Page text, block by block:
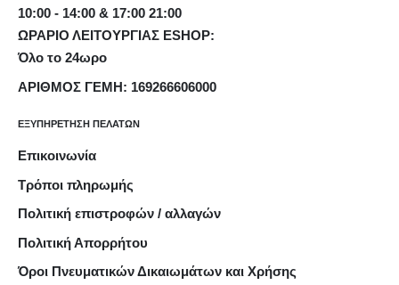
10:00 - 14:00 & 17:00 21:00
ΩΡΑΡΙΟ ΛΕΙΤΟΥΡΓΙΑΣ ESHOP:
Όλο το 24ωρο
ΑΡΙΘΜΟΣ ΓΕΜΗ: 169266606000
ΕΞΥΠΗΡΕΤΗΣΗ ΠΕΛΑΤΩΝ
Επικοινωνία
Τρόποι πληρωμής
Πολιτική επιστροφών / αλλαγών
Πολιτική Απορρήτου
Όροι Πνευματικών Δικαιωμάτων και Χρήσης